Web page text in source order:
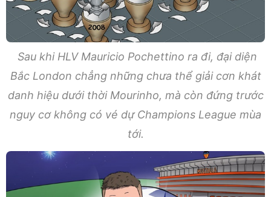
Sau khi HLV Mauricio Pochettino ra đi, đại diện
Bắc London chẳng những chưa thể giải cơn khát
danh hiệu dưới thời Mourinho, mà còn đứng trước
nguy cơ không có vé dự Champions League mùa
tới.